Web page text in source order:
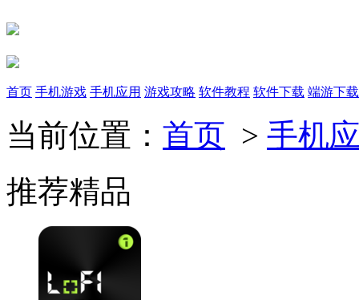
首页 手机游戏 手机应用 游戏攻略 软件教程 软件下载 端游下载
当前位置： 首页 > 手机
推荐精品